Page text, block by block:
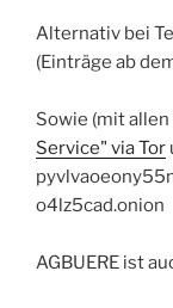
Alternativ bei
(Einträge ab
Sowie (mit
Service" via Tor
o4lz5cad.onion
AGBUERE ist